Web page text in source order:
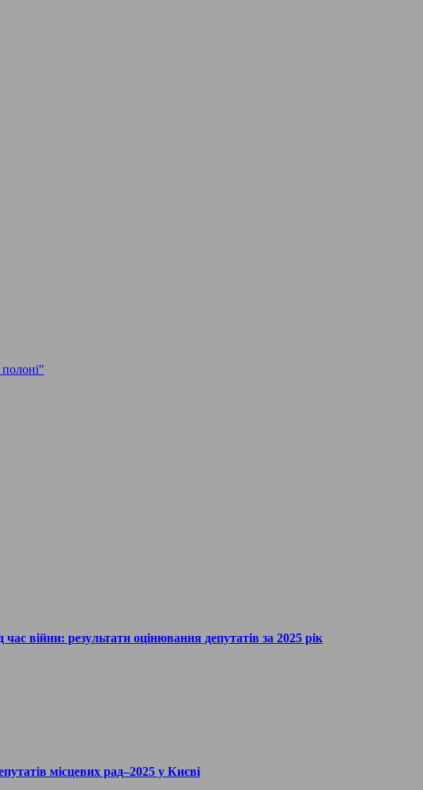
війни: результати оцінювання депутатів за 2025 рік
місцевих рад–2025 у Києві